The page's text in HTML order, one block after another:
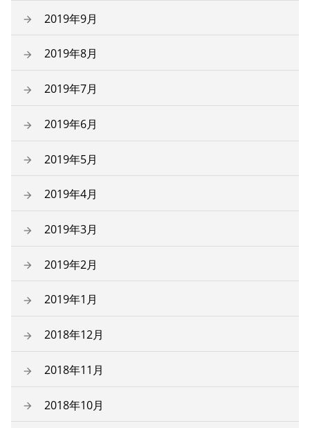
2019年9月
2019年8月
2019年7月
2019年6月
2019年5月
2019年4月
2019年3月
2019年2月
2019年1月
2018年12月
2018年11月
2018年10月